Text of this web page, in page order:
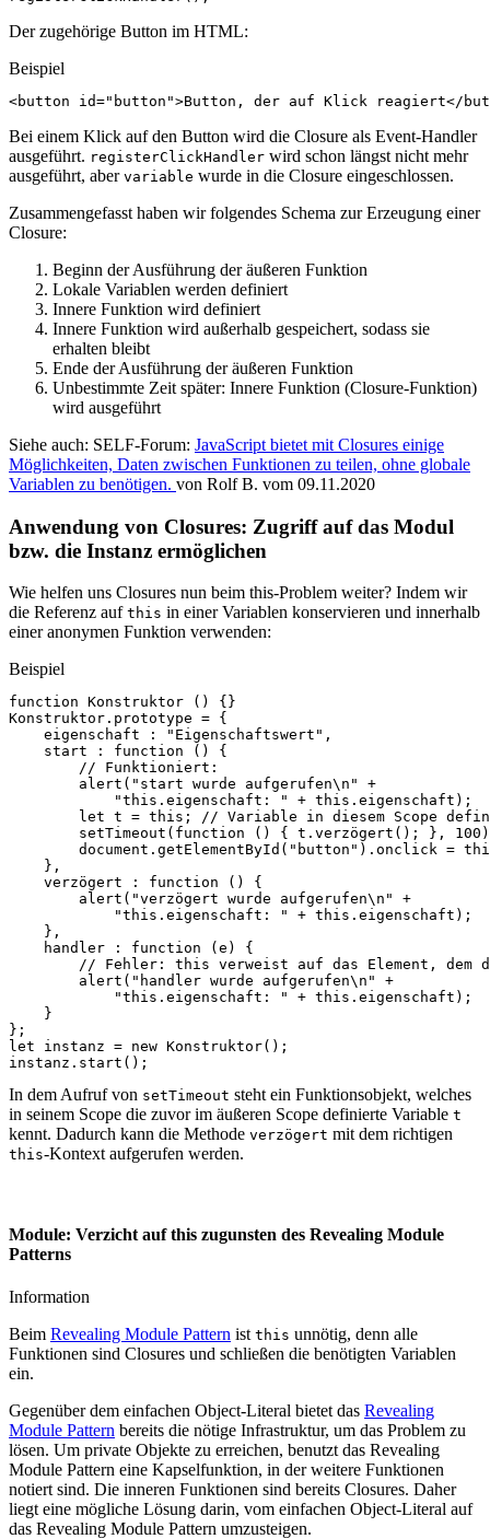
Der zugehörige Button im HTML:
Beispiel
<button id="button">Button, der auf Klick reagiert</
Bei einem Klick auf den Button wird die Closure als Event-Handler
ausgeführt. registerClickHandler wird schon längst nicht mehr
ausgeführt, aber variable wurde in die Closure eingeschlossen.
Zusammengefasst haben wir folgendes Schema zur Erzeugung einer
Closure:
Beginn der Ausführung der äußeren Funktion
Lokale Variablen werden definiert
Innere Funktion wird definiert
Innere Funktion wird außerhalb gespeichert, sodass sie
erhalten bleibt
Ende der Ausführung der äußeren Funktion
Unbestimmte Zeit später: Innere Funktion (Closure-Funktion)
wird ausgeführt
Siehe auch: SELF-Forum: JavaScript bietet mit Closures einige
Möglichkeiten, Daten zwischen Funktionen zu teilen, ohne globale
Variablen zu benötigen. von Rolf B. vom 09.11.2020
Anwendung von Closures: Zugriff auf das Modul
bzw. die Instanz ermöglichen
Wie helfen uns Closures nun beim this-Problem weiter? Indem wir
die Referenz auf this in einer Variablen konservieren und innerhalb
einer anonymen Funktion verwenden:
Beispiel
function Konstruktor ()
{}
Konstruktor . prototype = {
eigenschaft
: "Eigenschaftswert" ,
start
: function ()
{
// Funktioniert:
alert ( "start wurde aufgerufen\n"
+
"this.eigenschaft: "
+ this . eigenschaft );
let t = this ;
// Variable in diesem Scope
setTimeout ( function () { t . verzögert (); }, 100
document . getElementById ( "button" ). onclick =
},
verzögert
: function ()
{
alert ( "verzögert wurde aufgerufen\n"
+
"this.eigenschaft: "
+ this . eigenschaft );
},
handler
: function ( e )
{
// Fehler: this verweist auf das Element, dem
alert ( "handler wurde aufgerufen\n"
+
"this.eigenschaft: "
+ this . eigenschaft );
}
};
let
instanz = new Konstruktor();
instanz . start ();
In dem Aufruf von setTimeout steht ein Funktionsobjekt, welches
in seinem Scope die zuvor im äußeren Scope definierte Variable t
kennt. Dadurch kann die Methode verzögert mit dem richtigen
this-Kontext aufgerufen werden.
Module: Verzicht auf this zugunsten des Revealing Module
Patterns
Information
Beim Revealing Module Pattern ist this unnötig, denn alle
Funktionen sind Closures und schließen die benötigten Variablen
ein.
Gegenüber dem einfachen Object-Literal bietet das Revealing
Module Pattern bereits die nötige Infrastruktur, um das Problem zu
lösen. Um private Objekte zu erreichen, benutzt das Revealing
Module Pattern eine Kapselfunktion, in der weitere Funktionen
notiert sind. Die inneren Funktionen sind bereits Closures. Daher
liegt eine mögliche Lösung darin, vom einfachen Object-Literal auf
das Revealing Module Pattern umzusteigen.